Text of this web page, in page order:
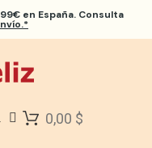
en España. Consulta
0,00 $